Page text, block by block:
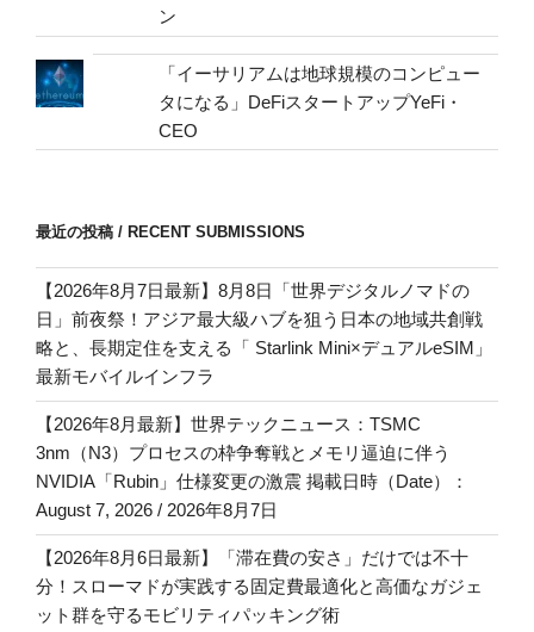
ン
「イーサリアムは地球規模のコンピュー
タになる」DeFiスタートアップYeFi・
CEO
最近の投稿 / RECENT SUBMISSIONS
【2026年8月7日最新】8月8日「世界デジタルノマドの
日」前夜祭！アジア最大級ハブを狙う日本の地域共創戦
略と、長期定住を支える「 Starlink Mini×デュアルeSIM」
最新モバイルインフラ
【2026年8月最新】世界テックニュース：TSMC
3nm（N3）プロセスの枠争奪戦とメモリ逼迫に伴う
NVIDIA「Rubin」仕様変更の激震 掲載日時（Date）：
August 7, 2026 / 2026年8月7日
【2026年8月6日最新】「滞在費の安さ」だけでは不十
分！スローマドが実践する固定費最適化と高価なガジェ
ット群を守るモビリティパッキング術